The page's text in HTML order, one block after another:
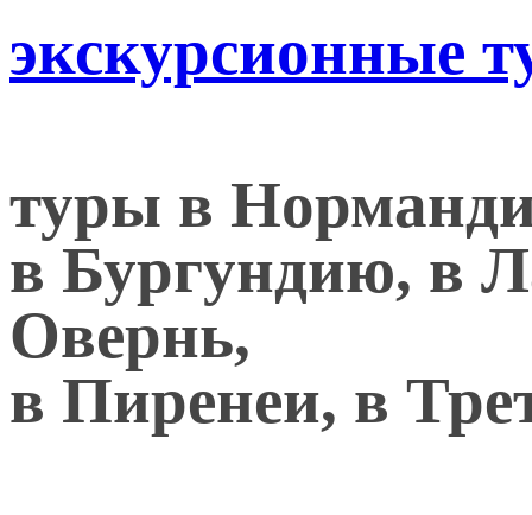
экскурсионные
туры в
в Бургундию, в
Овернь,
в Пиренеи, в